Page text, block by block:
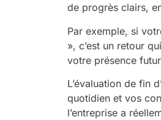
de progrès clairs,
Par exemple, si
», c’est un retour
votre présence
L’évaluation de fin
quotidien et vos
l’entreprise a